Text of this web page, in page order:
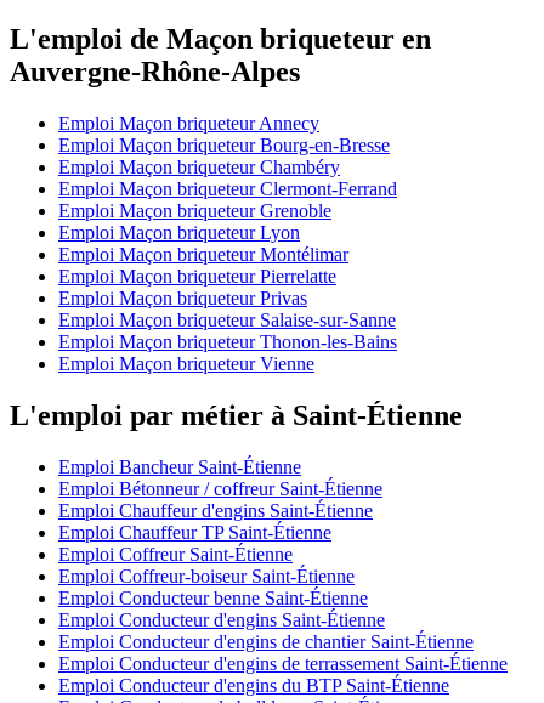
L'emploi de Maçon briqueteur en
Auvergne-Rhône-Alpes
Emploi Maçon briqueteur Annecy
Emploi Maçon briqueteur Bourg-en-Bresse
Emploi Maçon briqueteur Chambéry
Emploi Maçon briqueteur Clermont-Ferrand
Emploi Maçon briqueteur Grenoble
Emploi Maçon briqueteur Lyon
Emploi Maçon briqueteur Montélimar
Emploi Maçon briqueteur Pierrelatte
Emploi Maçon briqueteur Privas
Emploi Maçon briqueteur Salaise-sur-Sanne
Emploi Maçon briqueteur Thonon-les-Bains
Emploi Maçon briqueteur Vienne
L'emploi par métier à Saint-Étienne
Emploi Bancheur Saint-Étienne
Emploi Bétonneur / coffreur Saint-Étienne
Emploi Chauffeur d'engins Saint-Étienne
Emploi Chauffeur TP Saint-Étienne
Emploi Coffreur Saint-Étienne
Emploi Coffreur-boiseur Saint-Étienne
Emploi Conducteur benne Saint-Étienne
Emploi Conducteur d'engins Saint-Étienne
Emploi Conducteur d'engins de chantier Saint-Étienne
Emploi Conducteur d'engins de terrassement Saint-Étienne
Emploi Conducteur d'engins du BTP Saint-Étienne